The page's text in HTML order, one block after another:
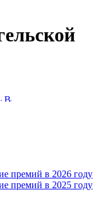
премий в 2026 году
премий в 2025 году